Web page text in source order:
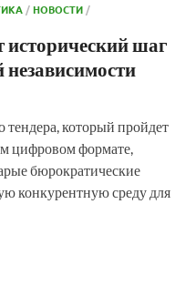
/НОВОСТИ /
исторический шаг
независимости
тендера, который пройдет
цифровом формате,
бюрократические
конкурентную среду для